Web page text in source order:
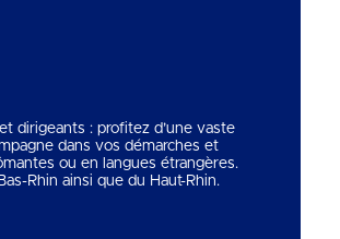
dirigeants : profitez d’une vaste
dans vos démarches et
ou en langues étrangères.
Rhin ainsi que du Haut-Rhin.